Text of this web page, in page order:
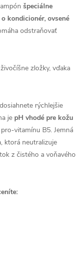
špeciálne
kondicionér, ovsené
odstraňovať
zložky, vďaka
rýchlejšie
je pH vhodé pre kožu
vitamínu B5. Jemná
ktorá neutralizuje
z čistého a voňavého